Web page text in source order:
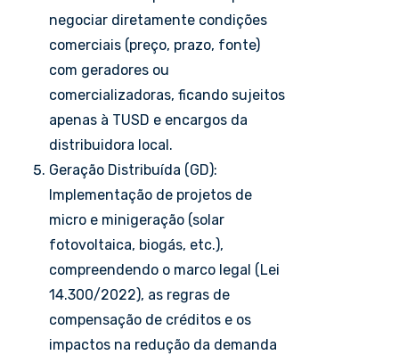
negociar diretamente condições
comerciais (preço, prazo, fonte)
com geradores ou
comercializadoras, ficando sujeitos
apenas à TUSD e encargos da
distribuidora local.
Geração Distribuída (GD):
Implementação de projetos de
micro e minigeração (solar
fotovoltaica, biogás, etc.),
compreendendo o marco legal (Lei
14.300/2022), as regras de
compensação de créditos e os
impactos na redução da demanda